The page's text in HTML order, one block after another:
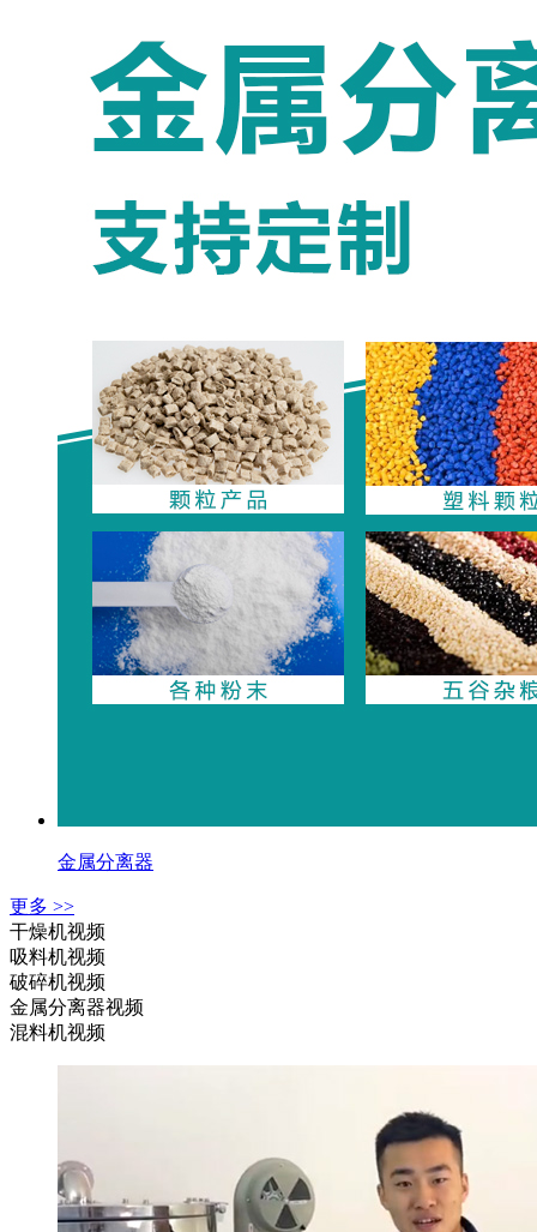
金属分离器
更多 >>
干燥机视频
吸料机视频
破碎机视频
金属分离器视频
混料机视频